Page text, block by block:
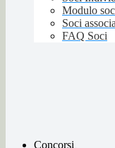
Modulo
Soci
FAQ Soci
Concorsi